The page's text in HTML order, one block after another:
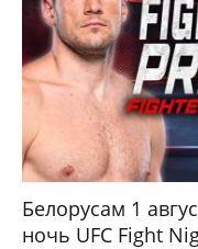
Белорусам 1
ночь UFC Fight